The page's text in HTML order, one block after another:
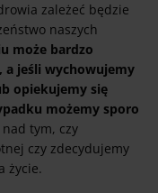
zależeć będzie
naszych
może bardzo
a jeśli wychowujemy
opiekujemy się
możemy sporo
tym, czy
czy zdecydujemy
życie.